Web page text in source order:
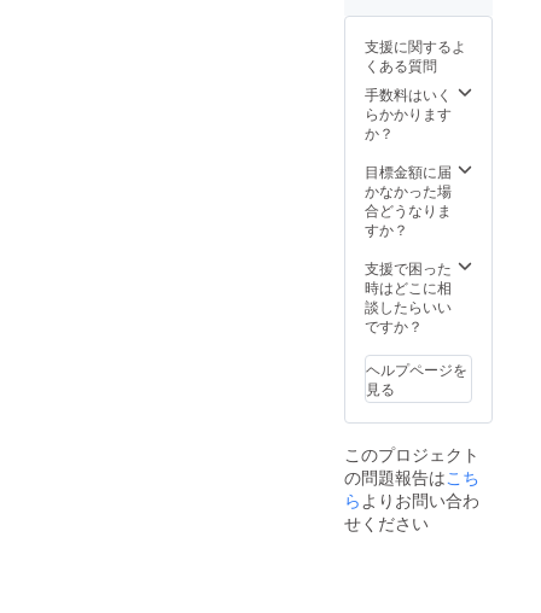
す。
※AIデー
タ推奨
となり
ます。
ない場
ださ
い。
をお送
す。 ※
やす＆
しんの
すけ、
やすパ
んのす
けパ
パ、監
督コダ
カメラ
マンヨ
シ＆
イー
らのス
タッフ
全員の
お礼動
りま
す！ ・
二人か
らの心
のこ
支援に関するよ
くある質問
手数料はいく
らかかります
か？
目標金額に届
かなかった場
合どうなりま
すか？
支援で困った
時はどこに相
談したらいい
ですか？
ヘルプページを
見る
このプロジェクト
の問題報告はこち
ら よりお問い合わ
せください